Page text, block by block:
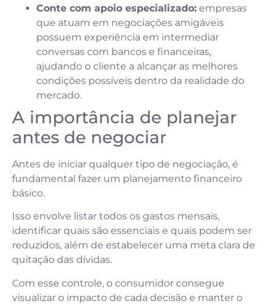
Conte com apoio especializado: empresas
que atuam em negociações amigáveis
possuem experiência em intermediar
conversas com bancos e financeiras,
ajudando o cliente a alcançar as melhores
condições possíveis dentro da realidade do
mercado.
A importância de planejar
antes de negociar
Antes de iniciar qualquer tipo de negociação, é
fundamental fazer um planejamento financeiro
básico.
Isso envolve listar todos os gastos mensais,
identificar quais são essenciais e quais podem ser
reduzidos, além de estabelecer uma meta clara de
quitação das dívidas.
Com esse controle, o consumidor consegue
visualizar o impacto de cada decisão e manter o